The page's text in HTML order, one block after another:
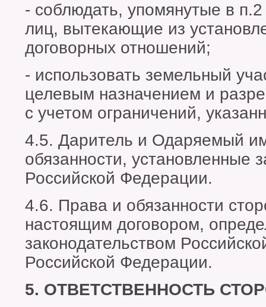
- соблюдать, упомянутые в
лиц, вытекающие из
договорных отношений;
- использовать земельный
целевым назначением и
с учетом ограничений,
4.5. Даритель и Одаряемый
обязанности, установленные
Российской Федерации.
4.6. Права и обязанности
настоящим договором,
законодательством
Российской Федерации.
5. ОТВЕТСТВЕННОСТЬ